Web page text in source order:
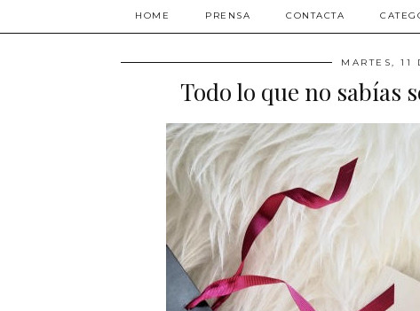
HOME PRENSA CONTACTA
MARTES, 11
Todo lo que no sabías